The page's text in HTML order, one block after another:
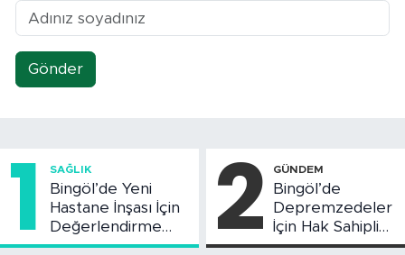
Gönder
1 SAĞLIK
Bingöl’de Yeni
Hastane İnşası İçin
Değerlendirme
Toplantısı Yapıldı
2 GÜNDEM
Bingöl’de
Depremzedeler
İçin Hak Sahipliği
Askı Süreci